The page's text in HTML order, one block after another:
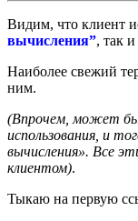
Видим, что клиент
вычисления”, так и
Наиболее свежий
ним.
(Впрочем, может
использования, и
вычисления». Все
клиентом).
Тыкаю на первую